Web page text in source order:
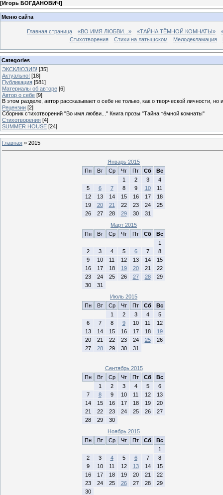
[Игорь БОГДАНОВИЧ]
Меню сайта
Главная страница «ВО ИМЯ ЛЮБВИ...» «ТАЙНА ТЁМНОЙ КОМНАТЫ»
Стихотворения
Стихи на латышском Мелодекламация
Categories
ЭКСКЛЮЗИВ! [35]
Актуально! [18]
Публикация [581]
Материалы об авторе [6]
Автор о себе [9]
В этом разделе, автор рассказывает о себе не только, как о творческой личности,
Рецензии [2]
Сборник стихотворений "Во имя любви..." Книга прозы "Тайна тёмной комнаты"
Стихотворения [4]
SUMMER HOUSE [24]
Главная » 2015
Январь 2015
Пн
Вт Ср Чт Пт Сб
Вс
1
2 3
4
5
6 7 8 9 10
11
12
13 14 15 16 17
18
19
20 21 22 23 24
25
26
27 28 29 30
31
Март 2015
Пн
Вт Ср Чт Пт Сб
Вс
1
2
3 4 5 6 7
8
9
10 11 12 13 14
15
16
17 18 19 20 21
22
23
24 25 26 27 28
29
30
31
Июль 2015
Пн
Вт Ср Чт Пт Сб
Вс
1
2 3 4
5
6
7 8 9 10 11
12
13
14 15 16 17 18
19
20
21 22 23 24 25
26
27
28 29 30 31
Сентябрь 2015
Пн
Вт Ср Чт Пт Сб
Вс
1
2 3 4 5
6
7
8 9 10 11 12
13
14
15 16 17 18 19
20
21
22 23 24 25 26
27
28
29
30
Ноябрь 2015
Пн
Вт Ср Чт Пт Сб
Вс
1
2
3 4 5 6 7
8
9
10 11 12 13 14
15
16
17 18 19 20 21
22
23
24 25 26 27 28
29
30